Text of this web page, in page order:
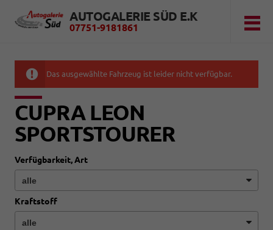
AUTOGALERIE SÜD E.K
07751-9181861
Das ausgewählte Fahrzeug ist leider nicht verfügbar.
CUPRA LEON
SPORTSTOURER
Verfügbarkeit, Art
Kraftstoff